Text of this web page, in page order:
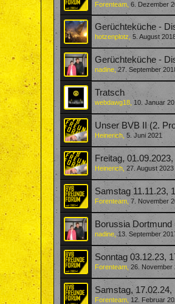
Forenteam ,6. Dezember
Gerüchteküche -
hotzenplotz ,5. August
Gerüchteküche -
nadine ,27. September
Tratsch
webdawg18 10. Januar
Unser BVB II (2.
Heinerich ,5. Juni 2021
Freitag,
Heinerich ,27. August 2023
Samstag 11.11.23,
Forenteam ,7. November
Borussia Dortmund
nadine ,13. September
Sonntag 03.12.23,
Forenteam ,26. November
Samstag,
Forenteam 12. Februar